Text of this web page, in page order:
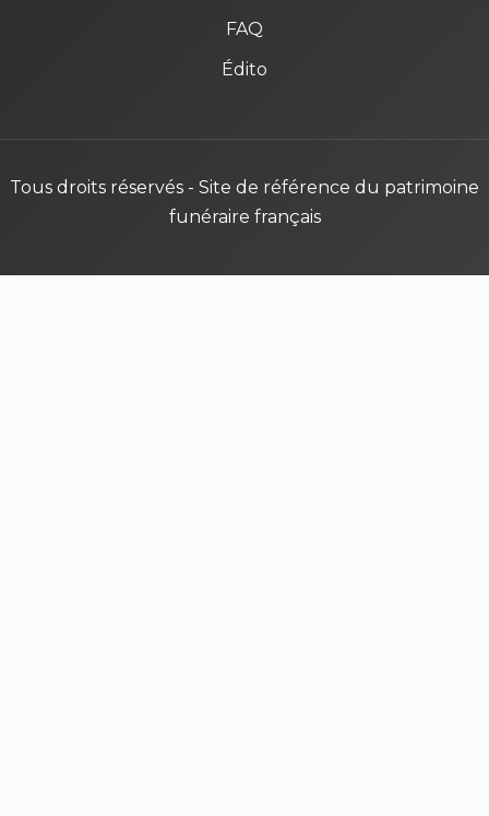
FAQ
Édito
Tous droits réservés - Site de référence du patrimoine
funéraire français